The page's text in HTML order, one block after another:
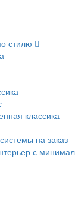
стилю
классика
на заказ
с